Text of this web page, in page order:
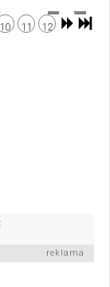
10 11 12
reklama